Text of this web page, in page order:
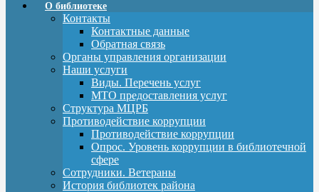
О библиотеке
Контакты
Контактные данные
Обратная связь
Органы управления организации
Наши услуги
Виды. Перечень услуг
МТО предоставления услуг
Структура МЦРБ
Противодействие коррупции
Противодействие коррупции
Опрос. Уровень коррупции в библиотечной
сфере
Сотрудники. Ветераны
История библиотек района